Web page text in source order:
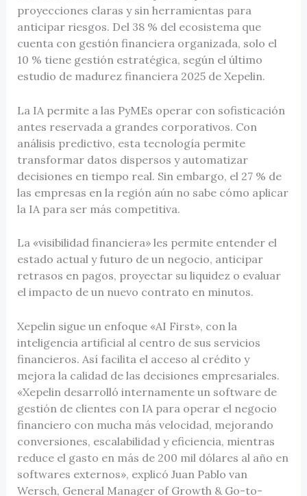
proyecciones claras y sin herramientas para
anticipar riesgos. Del 38 % del ecosistema que
cuenta con gestión financiera organizada, solo el
10 % tiene gestión estratégica, según el último
estudio de madurez financiera 2025 de Xepelin.
La IA permite a las PyMEs operar con sofisticación
antes reservada a grandes corporativos. Con
análisis predictivo, esta tecnología permite
transformar datos dispersos y automatizar
decisiones en tiempo real. Sin embargo, el 27 % de
las empresas en la región aún no sabe cómo aplicar
la IA para ser más competitiva.
La «visibilidad financiera» les permite entender el
estado actual y futuro de un negocio, anticipar
retrasos en pagos, proyectar su liquidez o evaluar
el impacto de un nuevo contrato en minutos.
Xepelin sigue un enfoque «AI First», con la
inteligencia artificial al centro de sus servicios
financieros. Así facilita el acceso al crédito y
mejora la calidad de las decisiones empresariales.
«Xepelin desarrolló internamente un software de
gestión de clientes con IA para operar el negocio
financiero con mucha más velocidad, mejorando
conversiones, escalabilidad y eficiencia, mientras
reduce el gasto en más de 200 mil dólares al año en
softwares externos», explicó Juan Pablo van
Wersch, General Manager of Growth & Go-to-